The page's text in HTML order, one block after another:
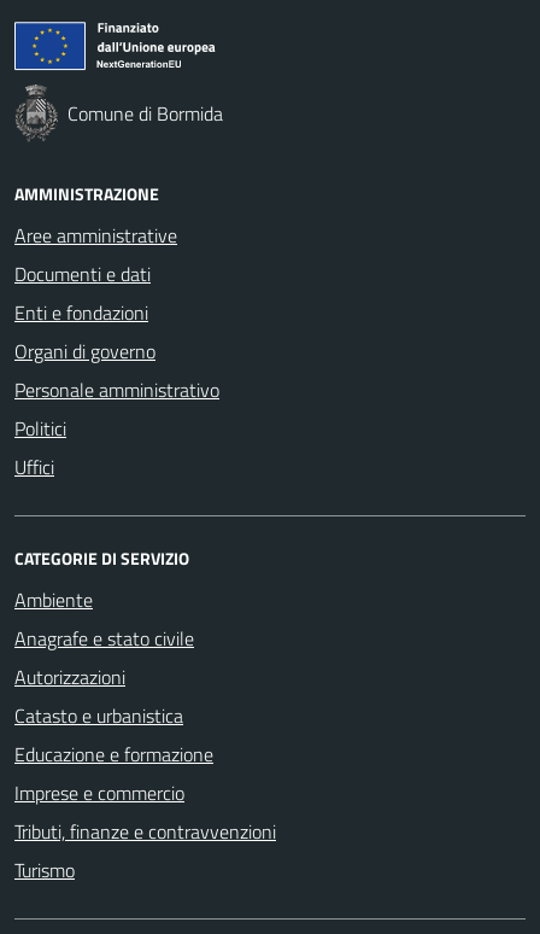
Comune di Bormida
AMMINISTRAZIONE
Aree amministrative
Documenti e dati
Enti e fondazioni
Organi di governo
Personale amministrativo
Politici
Uffici
CATEGORIE DI SERVIZIO
Ambiente
Anagrafe e stato civile
Autorizzazioni
Catasto e urbanistica
Educazione e formazione
Imprese e commercio
Tributi, finanze e contravvenzioni
Turismo